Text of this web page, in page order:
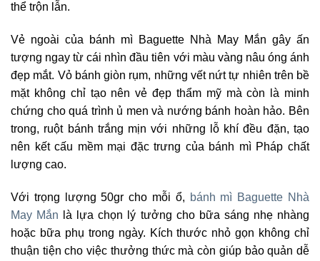
thể trộn lẫn.
Vẻ ngoài của bánh mì Baguette Nhà May Mắn gây ấn
tượng ngay từ cái nhìn đầu tiên với màu vàng nâu óng ánh
đẹp mắt. Vỏ bánh giòn rụm, những vết nứt tự nhiên trên bề
mặt không chỉ tạo nên vẻ đẹp thẩm mỹ mà còn là minh
chứng cho quá trình ủ men và nướng bánh hoàn hảo. Bên
trong, ruột bánh trắng mịn với những lỗ khí đều đặn, tạo
nên kết cấu mềm mại đặc trưng của bánh mì Pháp chất
lượng cao.
Với trọng lượng 50gr cho mỗi ổ, bánh mì Baguette Nhà
May Mắn là lựa chọn lý tưởng cho bữa sáng nhẹ nhàng
hoặc bữa phụ trong ngày. Kích thước nhỏ gọn không chỉ
thuận tiện cho việc thưởng thức mà còn giúp bảo quản dễ